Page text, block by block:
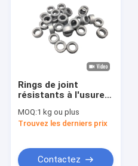
Rings de joint
résistants à l'usure à
MOQ:1 kg ou plus
Trouvez les derniers prix
Contactez